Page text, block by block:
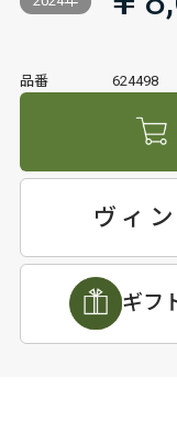
品番 624498
ヴィ
ギフ